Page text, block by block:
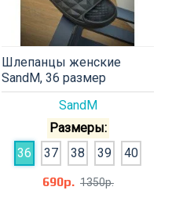
SandM
Шлепанцы женские
SandM, 36 размер
Размеры:
36
37 38 39
40
690р. 1350р.